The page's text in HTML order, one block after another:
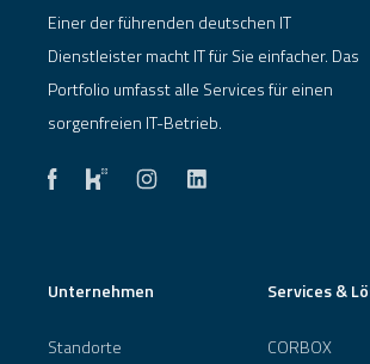
Einer der führenden deutschen IT
Dienstleister macht IT für Sie einfacher. Das
Portfolio umfasst alle Services für einen
sorgenfreien IT-Betrieb.
Unternehmen
Standorte
Services &
CORBOX